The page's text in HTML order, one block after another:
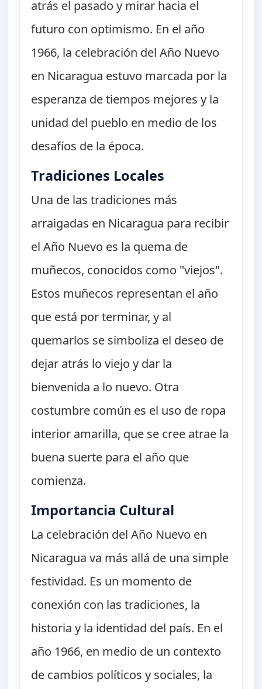
atrás el pasado y mirar hacia el
futuro con optimismo. En el año
1966, la celebración del Año Nuevo
en Nicaragua estuvo marcada por la
esperanza de tiempos mejores y la
unidad del pueblo en medio de los
desafíos de la época.
Tradiciones Locales
Una de las tradiciones más
arraigadas en Nicaragua para recibir
el Año Nuevo es la quema de
muñecos, conocidos como "viejos".
Estos muñecos representan el año
que está por terminar, y al
quemarlos se simboliza el deseo de
dejar atrás lo viejo y dar la
bienvenida a lo nuevo. Otra
costumbre común es el uso de ropa
interior amarilla, que se cree atrae la
buena suerte para el año que
comienza.
Importancia Cultural
La celebración del Año Nuevo en
Nicaragua va más allá de una simple
festividad. Es un momento de
conexión con las tradiciones, la
historia y la identidad del país. En el
año 1966, en medio de un contexto
de cambios políticos y sociales, la